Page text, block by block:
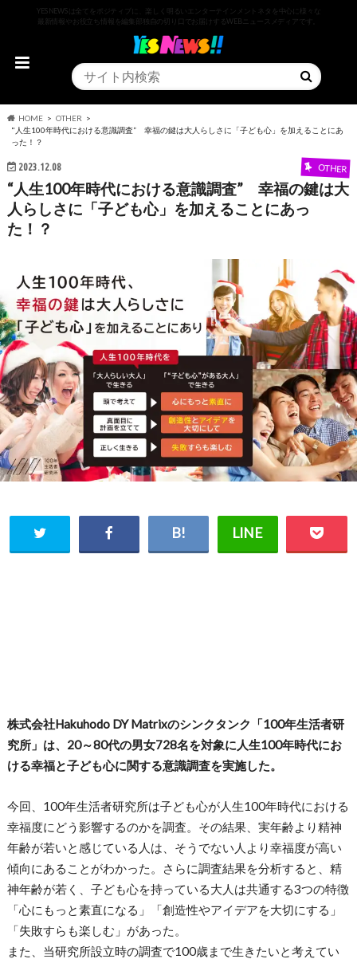
YESNEWSは全てをポジティブに、楽しく明るいエンターテインメントネタを中心に様々な
最新情報やお役立ち情報を編集部独自の切り口でお届けするWEBニュースメディアです。
HOME
OTHER
"人生100年時代における意識調査” 幸福の鍵は大人らしさに「子ども心」を加えることにあ
った！？
2023.12.08 OTHER
“人生100年時代における意識調査” 幸福の鍵は大
人らしさに「子ども心」を加えることにあっ
た！？
株式会社Hakuhodo DY Matrixのシンクタンク「100年生活者研
究所」は、20～80代の男女728名を対象に人生100年時代にお
ける幸福と子ども心に関する意識調査を実施した。
今回、100年生活者研究所は子ども心が人生100年時代における
幸福度にどう影響するのかを調査。その結果、実年齢より精神
年齢が若いと感じている人は、そうでない人より幸福度が高い
傾向にあることがわかった。さらに調査結果を分析すると、精
神年齢が若く、子ども心を持っている大人は共通する3つの特徴
「心にもっと素直になる」「創造性やアイデアを大切にする」
「失敗すらも楽しむ」があった。
また、当研究所設立時の調査で100歳まで生きたいと考えてい